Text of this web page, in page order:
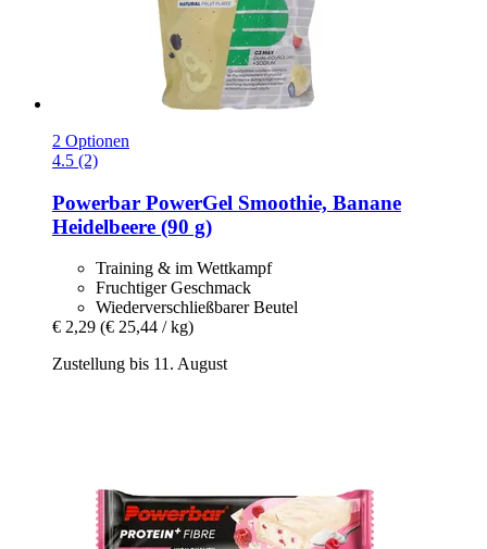
2 Optionen
4.5 (2)
Powerbar PowerGel Smoothie, Banane
Heidelbeere (90 g)
Training & im Wettkampf
Fruchtiger Geschmack
Wiederverschließbarer Beutel
€ 2,29 (€ 25,44 / kg)
Zustellung bis 11. August